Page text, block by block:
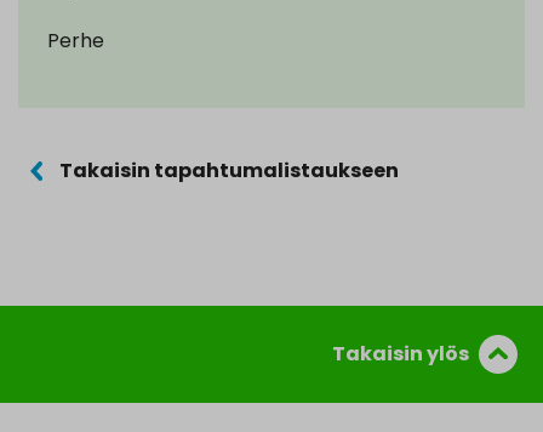
Perhe
Takaisin tapahtumalistaukseen
Takaisin ylös